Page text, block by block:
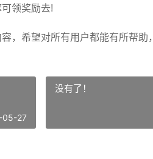
领奖励去!
，希望对所有用户都能有所帮助
05-27
没有了！